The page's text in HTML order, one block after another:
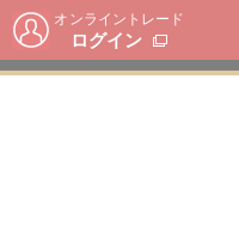
オンライントレード
ログイン